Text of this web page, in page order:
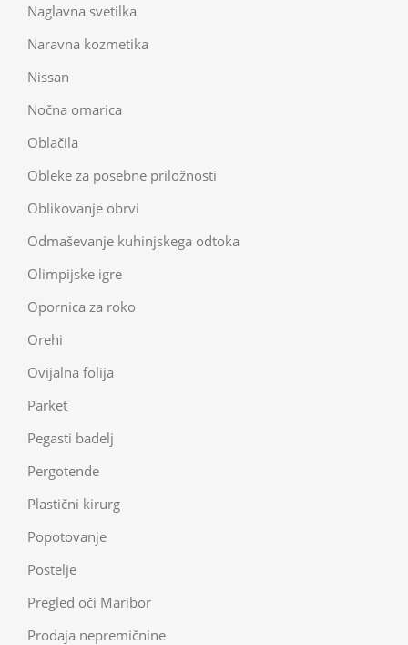
Naglavna svetilka
Naravna kozmetika
Nissan
Nočna omarica
Oblačila
Obleke za posebne priložnosti
Oblikovanje obrvi
Odmaševanje kuhinjskega odtoka
Olimpijske igre
Opornica za roko
Orehi
Ovijalna folija
Parket
Pegasti badelj
Pergotende
Plastični kirurg
Popotovanje
Postelje
Pregled oči Maribor
Prodaja nepremičnine